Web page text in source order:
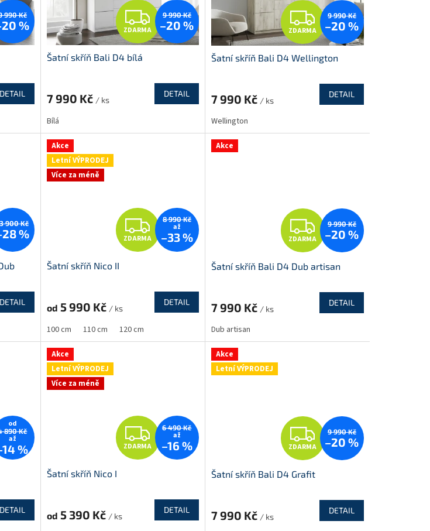
990 Kč
%
DETAIL
Z
D
R
A
ZDARMA
9 990 Kč
–20 %
Šatní skříň Bali D4 bílá
7 990 Kč / ks
DETAIL
Bílá
Z
D
A
R
A
ZDARMA
9 990 Kč
–20 %
Šatní skříň Bali D4 Wellington
7 990 Kč / ks
DETAIL
Wellington
900 Kč
%
DETAIL
Akce
Letní VÝPRODEJ
Více za méně
Z
D
R
A
ZDARMA
8 990 Kč
až
–33 %
Šatní skříň Nico II
od 5 990 Kč / ks
DETAIL
100 cm 110 cm 120 cm
Akce
Z
D
A
R
A
ZDARMA
9 990 Kč
–20 %
Šatní skříň Bali D4 Dub artisan
7 990 Kč / ks
DETAIL
Dub artisan
od
890 Kč
až
%
DETAIL
Akce
Letní VÝPRODEJ
Více za méně
Z
D
R
ZDARMA
6 490 Kč
až
–16 %
Šatní skříň Nico I
od 5 390 Kč / ks
DETAIL
Akce
Letní VÝPRODEJ
Z
D
A
R
ZDARMA
9 990 Kč
–20 %
Šatní skříň Bali D4 Grafit
7 990 Kč / ks
DETAIL